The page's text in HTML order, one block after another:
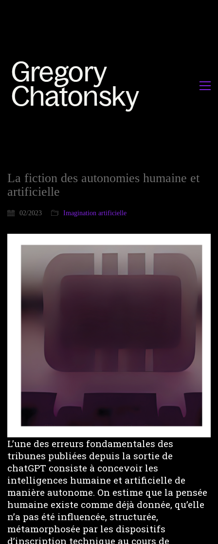
La fiction des autonomies humaine et
artificielle
02/2023 Imagination artificielle
L’une des erreurs fondamentales des
tribunes publiées depuis la sortie de
chatGPT consiste à concevoir les
intelligences humaine et artificielle de
manière autonome. On estime que la pensée
humaine existe comme déjà donnée, qu’elle
n’a pas été influencée, structurée,
métamorphosée par les dispositifs
d’inscription technique au cours de